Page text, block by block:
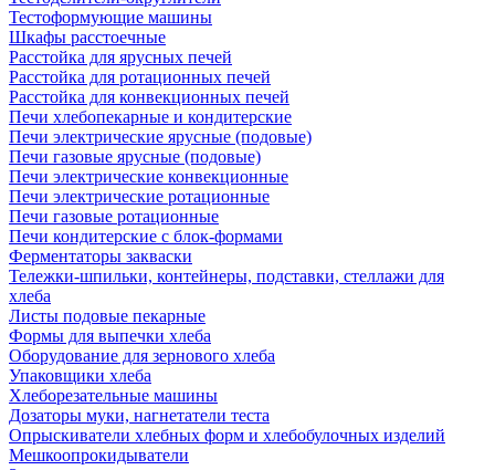
Тестоформующие машины
Шкафы расстоечные
Расстойка для ярусных печей
Расстойка для ротационных печей
Расстойка для конвекционных печей
Печи хлебопекарные и кондитерские
Печи электрические ярусные (подовые)
Печи газовые ярусные (подовые)
Печи электрические конвекционные
Печи электрические ротационные
Печи газовые ротационные
Печи кондитерские с блок-формами
Ферментаторы закваски
Тележки-шпильки, контейнеры, подставки, стеллажи для
хлеба
Листы подовые пекарные
Формы для выпечки хлеба
Оборудование для зернового хлеба
Упаковщики хлеба
Хлеборезательные машины
Дозаторы муки, нагнетатели теста
Опрыскиватели хлебных форм и хлебобулочных изделий
Мешкоопрокидыватели